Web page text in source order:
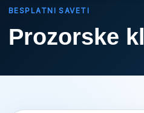
BESPLATNI SAVETI
Prozorske